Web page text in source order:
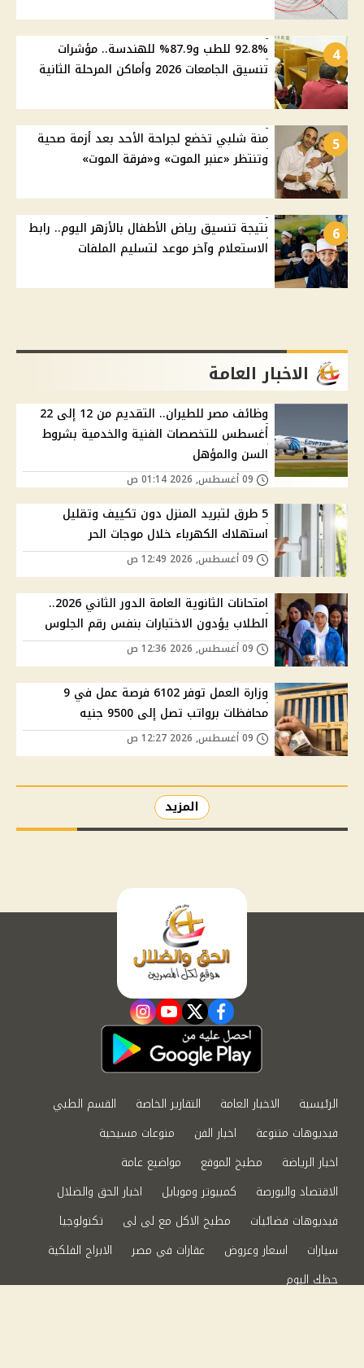
4
92.8% للطب و87.9% للهندسة.. مؤشرات
تنسيق الجامعات 2026 وأماكن المرحلة الثانية
5
منة شلبي تخضع لجراحة الأحد بعد أزمة صحية
وتنتظر «عنبر الموت» و«فرقة الموت»
6
نتيجة تنسيق رياض الأطفال بالأزهر اليوم.. رابط
الاستعلام وآخر موعد لتسليم الملفات
الاخبار العامة
وظائف مصر للطيران.. التقديم من 12 إلى 22
أغسطس للتخصصات الفنية والخدمية بشروط
السن والمؤهل
5 طرق لتبريد المنزل دون تكييف وتقليل
استهلاك الكهرباء خلال موجات الحر
امتحانات الثانوية العامة الدور الثاني 2026..
الطلاب يؤدون الاختبارات بنفس رقم الجلوس
وزارة العمل توفر 6102 فرصة عمل في 9
محافظات برواتب تصل إلى 9500 جنيه
المزيد
facebook
twitter
youtube
instagram
الرئيسية الاخبار العامة التقارير الخاصة
القسم الطبي
فيديوهات متنوعة
اخبار الفن
منوعات مسيحية
اخبار الرياضة
مطبخ الموقع
مواضيع عامة
الاقتصاد والبورصة
كمبيوتر وموبايل
اخبار الحق والضلال
فيديوهات فضائيات
مطبخ الاكل مع لى لى
تكنولوجيا
سيارات
اسعار وعروض عقارات في مصر
الابراج الفلكية
حظك اليوم